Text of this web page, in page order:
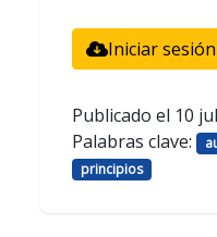
Iniciar
Publicado el 10
Palabras clave:
principios